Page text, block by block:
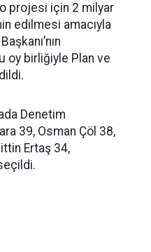
projesi için 2 milyar
edilmesi amacıyla
oy birliğiyle Plan ve
Denetim
39, Osman Çöl 38,
Ertaş 34,